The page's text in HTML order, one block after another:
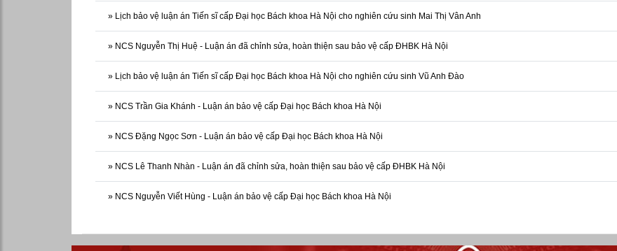
» Lịch bảo vệ luận án Tiến sĩ cấp Đại học Bách khoa Hà Nội cho nghiên cứu sinh Mai Thị Vân Anh
» NCS Nguyễn Thị Huệ - Luận án đã chỉnh sửa, hoàn thiện sau bảo vệ cấp ĐHBK Hà Nội
» Lịch bảo vệ luận án Tiến sĩ cấp Đại học Bách khoa Hà Nội cho nghiên cứu sinh Vũ Anh Đào
» NCS Trần Gia Khánh - Luận án bảo vệ cấp Đại học Bách khoa Hà Nội
» NCS Đặng Ngọc Sơn - Luận án bảo vệ cấp Đại học Bách khoa Hà Nội
» NCS Lê Thanh Nhàn - Luận án đã chỉnh sửa, hoàn thiện sau bảo vệ cấp ĐHBK Hà Nội
» NCS Nguyễn Viết Hùng - Luận án bảo vệ cấp Đại học Bách khoa Hà Nội